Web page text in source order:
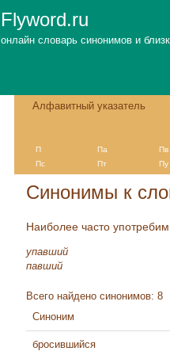
Flyword.ru
онлайн словарь синонимов и
Алфавитный указатель
П Па Пв
Пс
Пт Пу
Синонимы к
Наиболее часто
упавший
павший
Всего найдено синонимов: 8
Синоним
бросившийся